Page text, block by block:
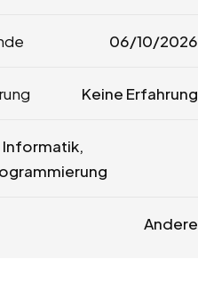
06/10/2026
Keine Erfahrung
Informatik,
Andere